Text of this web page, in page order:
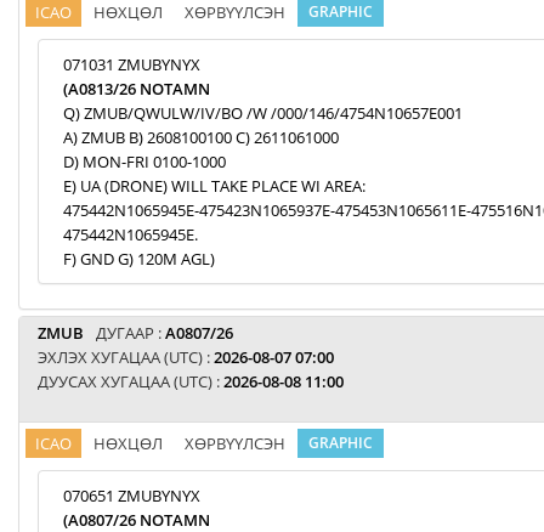
ICAO НӨХЦӨЛ ХӨРВҮҮЛСЭН GRAPHIC
071031 ZMUBYNYX
(A0813/26 NOTAMN
Q) ZMUB/QWULW/IV/BO /W /000/146/4754N10657E001
A) ZMUB B) 2608100100 C) 2611061000
D) MON-FRI 0100-1000
E) UA (DRONE) WILL TAKE PLACE WI AREA:
475442N1065945E-475423N1065937E-475453N1065611E-
475442N1065945E.
F) GND G) 120M AGL)
ZMUB ДУГААР :A0807/26
ЭХЛЭХ ХУГАЦАА (UTC) :2026-08-07 07:00
ДУУСАХ ХУГАЦАА (UTC) :2026-08-08 11:00
ICAO НӨХЦӨЛ ХӨРВҮҮЛСЭН GRAPHIC
070651 ZMUBYNYX
(A0807/26 NOTAMN